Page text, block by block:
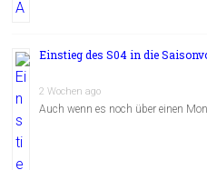
Einstieg des S04 in die
2 Wochen ago
Auch wenn es noch über einen